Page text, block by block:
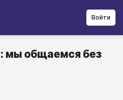
Войти
мы общаемся без